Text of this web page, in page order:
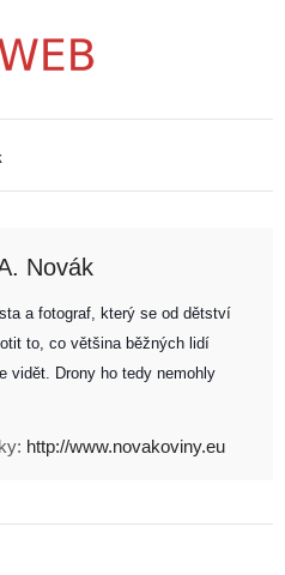
Novák
a fotograf, který se od dětství
to, co většina běžných lidí
vidět. Drony ho tedy nemohly
http://www.novakoviny.eu